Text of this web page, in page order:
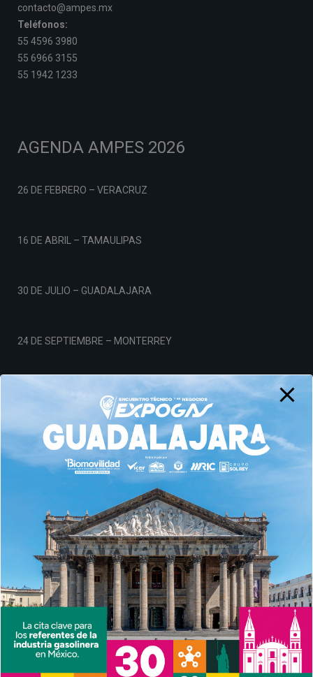
contacto@ampes.mx
Teléfonos:
55 4596 3980
55 6966 3155
55 1942 1233
AGENDA AMPES 2026
26 DE FEBRERO – VERACRUZ
16 DE ABRIL – TAMAULIPAS
30 DE JULIO – GUADALAJARA
24 DE SEPTIEMBRE – MONTERREY
Aviso de Privacidad
© AMPES 2026
Diseño Web por Proyexion